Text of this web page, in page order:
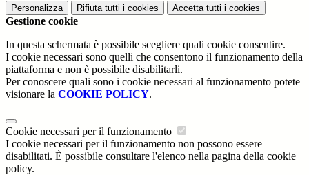
Personalizza Rifiuta tutti i cookies Accetta tutti i cookies
Gestione cookie
In questa schermata è possibile scegliere quali cookie consentire.
I cookie necessari sono quelli che consentono il funzionamento della
piattaforma e non è possibile disabilitarli.
Per conoscere quali sono i cookie necessari al funzionamento potete
visionare la COOKIE POLICY.
Cookie necessari per il funzionamento
I cookie necessari per il funzionamento non possono essere
disabilitati. È possibile consultare l'elenco nella pagina della cookie
policy.